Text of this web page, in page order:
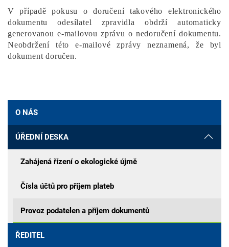
V případě pokusu o doručení takového elektronického
dokumentu odesílatel zpravidla obdrží automaticky
generovanou e-mailovou zprávu o nedoručení dokumentu.
Neobdržení této e-mailové zprávy neznamená, že byl
dokument doručen.
O NÁS
ÚŘEDNÍ DESKA
Zahájená řízení o ekologické újmě
Čísla účtů pro příjem plateb
Provoz podatelen a příjem dokumentů
ŘEDITEL